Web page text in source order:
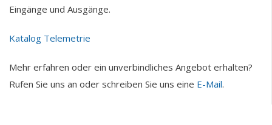
Eingänge und Ausgänge.
Katalog Telemetrie
Mehr erfahren oder ein unverbindliches Angebot erhalten?
Rufen Sie uns an oder schreiben Sie uns eine E-Mail.